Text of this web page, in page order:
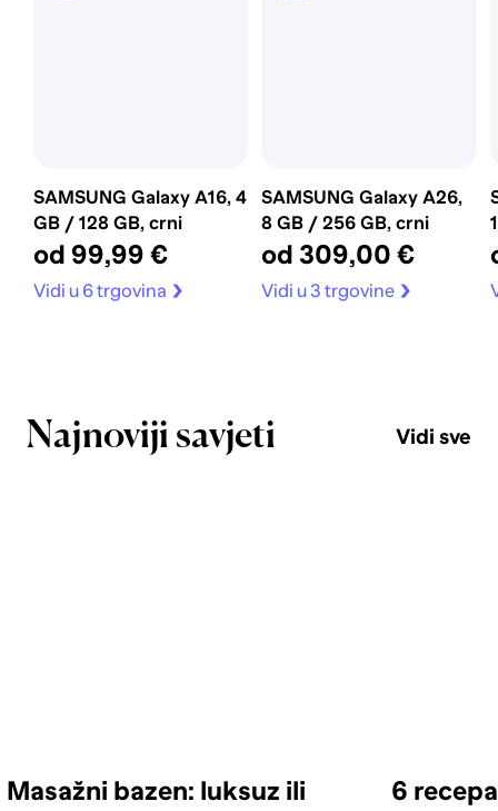
SAMSUNG Galaxy A16, 4
GB / 128 GB, crni
od 99,99 €
Vidi u 6 trgovina
SAMSUNG Galaxy A26,
8 GB / 256 GB, crni
od 309,00 €
Vidi u 3 trgovine
Najnoviji savjeti Vidi sve
Masažni bazen: luksuz ili
6